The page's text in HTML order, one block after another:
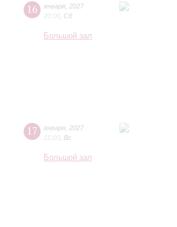
16 января 2027
20:00 Сб
Большой зал
17 января 2027
15:00 Вс
Большой зал